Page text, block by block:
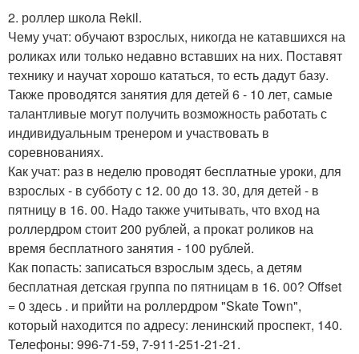
2. роллер школа Rekil.
Чему учат: обучают взрослых, никогда не катавшихся на
роликах или только недавно вставших на них. Поставят
технику и научат хорошо кататься, то есть дадут базу.
Также проводятся занятия для детей 6 - 10 лет, самые
талантливые могут получить возможность работать с
индивидуальным тренером и участвовать в
соревнованиях.
Как учат: раз в неделю проводят бесплатные уроки, для
взрослых - в субботу с 12. 00 до 13. 30, для детей - в
пятницу в 16. 00. Надо также учитывать, что вход на
роллердром стоит 200 рублей, а прокат роликов на
время бесплатного занятия - 100 рублей.
Как попасть: записаться взрослым здесь, а детям
бесплатная детская группа по пятницам в 16. 00? Offset
= 0 здесь . и прийти на роллердром "Skate Town",
который находится по адресу: ленинский проспект, 140.
Телефоны: 996-71-59, 7-911-251-21-21.